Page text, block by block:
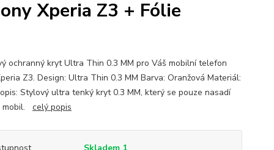
Xperia Z3 + Fólie
ochranný kryt Ultra Thin 0.3 MM pro Váš mobilní telefon
Z3. Design: Ultra Thin 0.3 MM Barva: Oranžová Materiál:
Stylový ultra tenký kryt 0.3 MM, který se pouze nasadí
mobil. celý popis